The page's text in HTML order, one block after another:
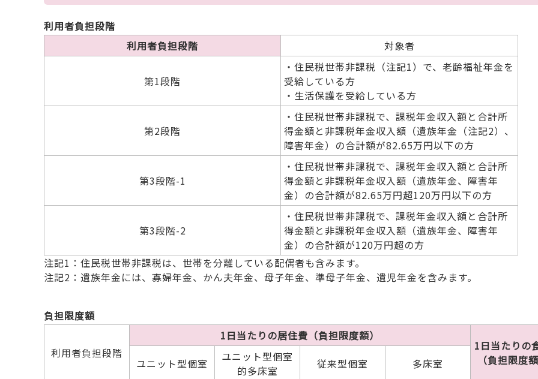
利用者負担段階
利用者負担段階
対象者
第1段階
・住民税世帯非課税（注記1）で、老齢福祉年金を
受給している方
・生活保護を受給している方
第2段階
・住民税世帯非課税で、課税年金収入額と合計所
得金額と非課税年金収入額（遺族年金（注記2）、
障害年金）の合計額が82.65万円以下の方
第3段階-1
・住民税世帯非課税で、課税年金収入額と合計所
得金額と非課税年金収入額（遺族年金、障害年
金）の合計額が82.65万円超120万円以下の方
第3段階-2
・住民税世帯非課税で、課税年金収入額と合計所
得金額と非課税年金収入額（遺族年金、障害年
金）の合計額が120万円超の方
注記1：住民税世帯非課税は、世帯を分離している配偶者も含みます。
注記2：遺族年金には、寡婦年金、かん夫年金、母子年金、準母子年金、遺児年金を含みます。
負担限度額
利用者負担段階
1日当たりの居住費（負担限度額）
1日当たりの
（負担限度
ユニット型個室
ユニット型個室
的多床室
従来型個室 多床室